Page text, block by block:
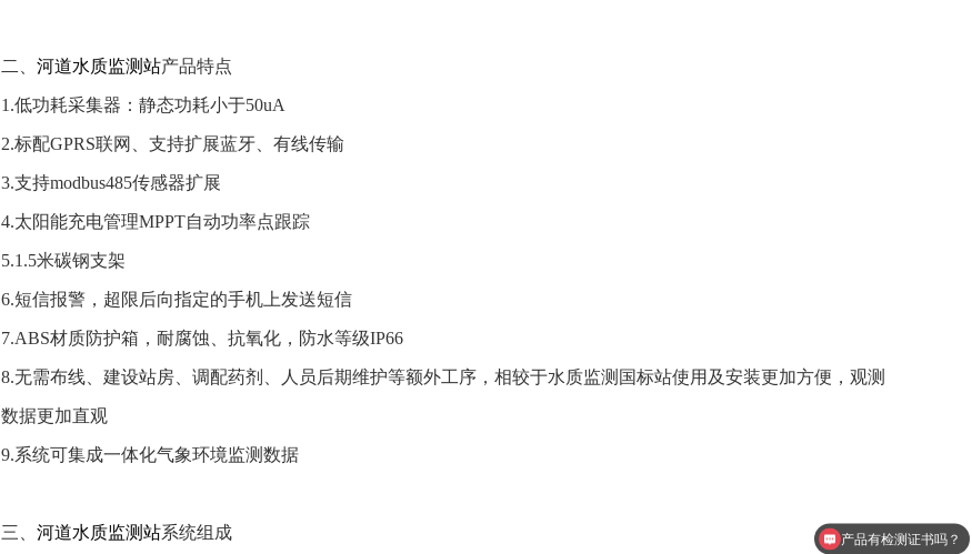
二、河道水质监测站产品特点
1.低功耗采集器：静态功耗小于50uA
2.标配GPRS联网、支持扩展蓝牙、有线传输
3.支持modbus485传感器扩展
4.太阳能充电管理MPPT自动功率点跟踪
5.1.5米碳钢支架
6.短信报警，超限后向指定的手机上发送短信
7.ABS材质防护箱，耐腐蚀、抗氧化，防水等级IP66
8.无需布线、建设站房、调配药剂、人员后期维护等额外工序，相较于水质监测国标站使用及安装更加方便，观测
数据更加直观
9.系统可集成一体化气象环境监测数据
三、河道水质监测站系统组成 产品有检测证书吗？